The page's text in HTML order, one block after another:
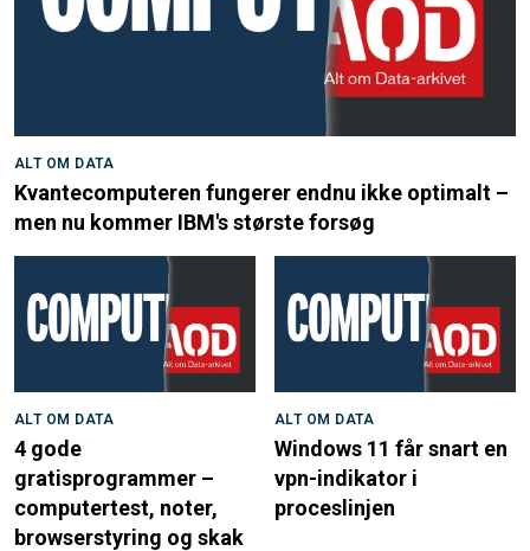
ALT OM DATA
Kvantecomputeren fungerer endnu ikke optimalt –
men nu kommer IBM's største forsøg
ALT OM DATA
4 gode
gratisprogrammer –
computertest, noter,
browserstyring og skak
ALT OM DATA
Windows 11 får snart en
vpn-indikator i
proceslinjen